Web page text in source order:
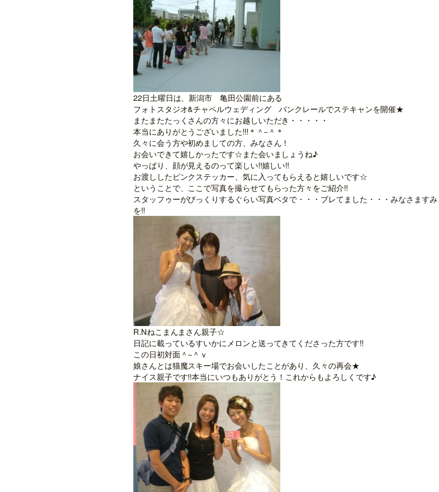
22日土曜日は、新潟市 亀田公園前にある
フォトスタジオ&チャペルウェディング バンクレールでステキャンを開催★
またまたたっくさんの方々にお越しいただき・・・・・
本当にありがとうございました!!!＊＾−＾＊
久々に会う方や初めましての方、みなさん！
お会いできて嬉しかったです☆また会いましょうね♪
やっぱり、顔が見えるのって楽しい!!嬉しい!!
お渡ししたピンクステッカー、気に入ってもらえると嬉しいです☆
ということで、ここで写真を撮らせてもらった方々をご紹介!!
スタッフゥーがびっくりするぐらい写真ベタで・・・ブレてました・・・みなさます
を!!
R.Nねこまんまさん親子☆
日記に載っているすいかにメロンと送ってきてくださった方です!!
この日初対面＾−＾ｖ
娘さんとは猫魔スキー場でお会いしたことがあり、久々の再会★
ナイス親子です!!本当にいつもありがとう！これからもよろしくです♪